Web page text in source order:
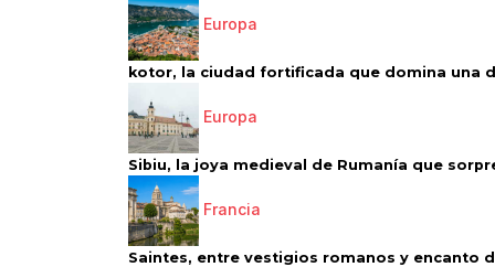
Europa
kotor, la ciudad fortificada que domina una
Europa
Sibiu, la joya medieval de Rumanía que
Francia
Saintes, entre vestigios romanos y encanto